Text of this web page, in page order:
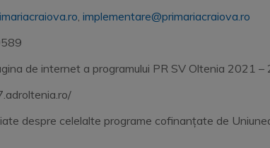
, implementare@primariacraiova.ro
de internet a programului PR SV Oltenia 2021 –
despre celelalte programe cofinanțate de